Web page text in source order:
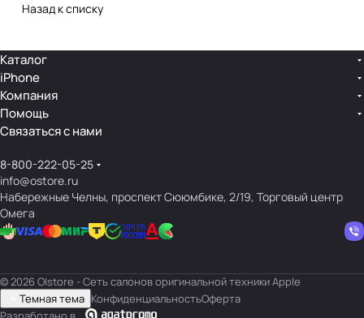
Назад к списку
Каталог
iPhone
Компания
Помощь
Связаться с нами
8-800-222-05-25
info@ostore.ru
Набережные Челны, проспект Сююмбике, 2/19, Торговый центр
Омега
© 2026 O|store - Сеть салонов оригинальной техники Apple
Темная тема КонфиденциальностьОферта